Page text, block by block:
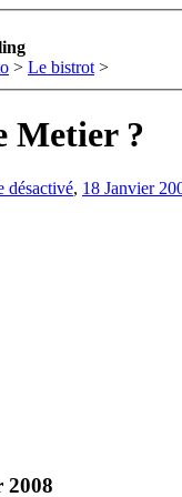
> Le bistrot >
Metier ?
désactivé, 18 Janvier
2008